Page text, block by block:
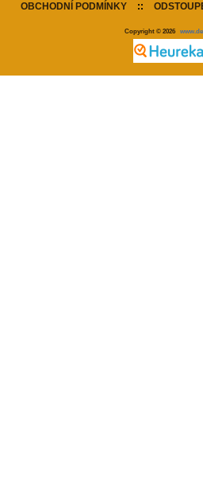
OBCHODNÍ PODMÍNKY ::
Copyright © 2026